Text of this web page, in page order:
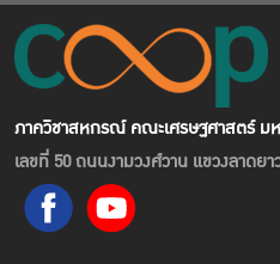
ภาควิชาสหกรณ์ คณะเศรษฐศาสตร์ ม
เลขที่ 50 ถนนงามวงศ์วาน แขวงลาดย